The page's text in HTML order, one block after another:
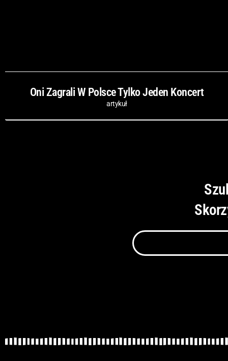
Oni Zagrali W Polsce Tylko Jeden Koncert
artykuł
Szukaj